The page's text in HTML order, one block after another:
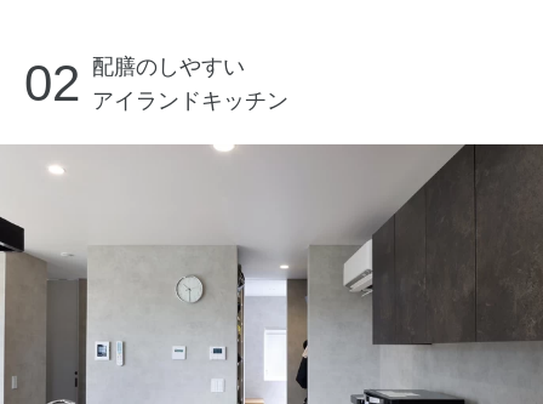
02 配膳のしやすい
アイランドキッチン